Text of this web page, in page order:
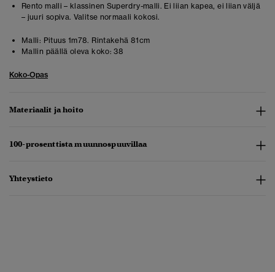
Rento malli – klassinen Superdry-malli. Ei liian kapea, ei liian väljä
– juuri sopiva. Valitse normaali kokosi.
Malli: Pituus 1m78. Rintakehä 81cm
Mallin päällä oleva koko: 38
Koko-Opas
Materiaalit ja hoito
100-prosenttista muunnospuuvillaa
Yhteystieto